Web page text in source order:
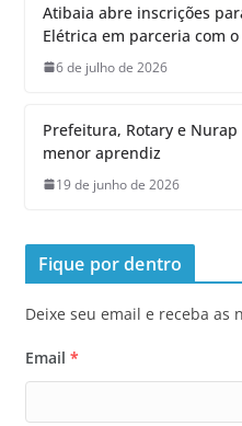
Atibaia abre inscrições
Elétrica em parceria com o
6 de julho de 2026
Prefeitura, Rotary e
menor aprendiz
19 de junho de 2026
Fique por dentro
Deixe seu email e receba as
Email *